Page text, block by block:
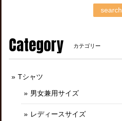
search
Category カテゴリー
Tシャツ
男女兼用サイズ
レディースサイズ